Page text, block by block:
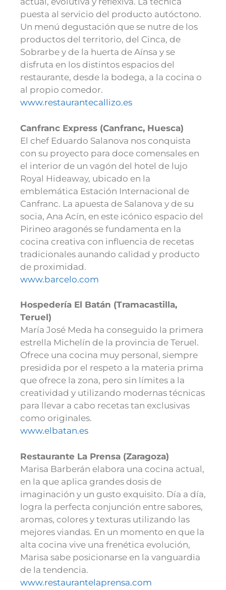
puesta al servicio del producto autóctono.
Un menú degustación que se nutre de los
productos del territorio, del Cinca, de
Sobrarbe y de la huerta de Aínsa y se
disfruta en los distintos espacios del
restaurante, desde la bodega, a la cocina o
al propio comedor.
www.restaurantecallizo.es
Canfranc Express (Canfranc, Huesca)
El chef Eduardo Salanova nos conquista
con su proyecto para doce comensales en
el interior de un vagón del hotel de lujo
Royal Hideaway, ubicado en la
emblemática Estación Internacional de
Canfranc. La apuesta de Salanova y de su
socia, Ana Acín, en este icónico espacio del
Pirineo aragonés se fundamenta en la
cocina creativa con influencia de recetas
tradicionales aunando calidad y producto
de proximidad.
www.barcelo.com
Hospedería El Batán (Tramacastilla,
Teruel)
María José Meda ha conseguido la primera
estrella Michelín de la provincia de Teruel.
Ofrece una cocina muy personal, siempre
presidida por el respeto a la materia prima
que ofrece la zona, pero sin límites a la
creatividad y utilizando modernas técnicas
para llevar a cabo recetas tan exclusivas
como originales.
www.elbatan.es
Restaurante La Prensa (Zaragoza)
Marisa Barberán elabora una cocina actual,
en la que aplica grandes dosis de
imaginación y un gusto exquisito. Día a día,
logra la perfecta conjunción entre sabores,
aromas, colores y texturas utilizando las
mejores viandas. En un momento en que la
alta cocina vive una frenética evolución,
Marisa sabe posicionarse en la vanguardia
de la tendencia.
www.restaurantelaprensa.com